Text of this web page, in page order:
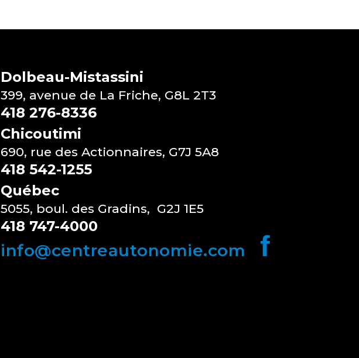
Dolbeau-Mistassini
399, avenue de La Friche, G8L 2T3
418 276-8336
Chicoutimi
690, rue des Actionnaires, G7J 5A8
418 542-1255
Québec
5055, boul. des Gradins, G2J 1E5
418 747-4000
info@centreautonomie.com f